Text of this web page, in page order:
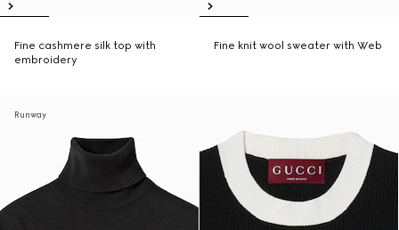
Fine cashmere silk top with
embroidery
Fine knit wool sweater with Web
Runway